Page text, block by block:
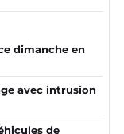
dimanche en
avec intrusion
de